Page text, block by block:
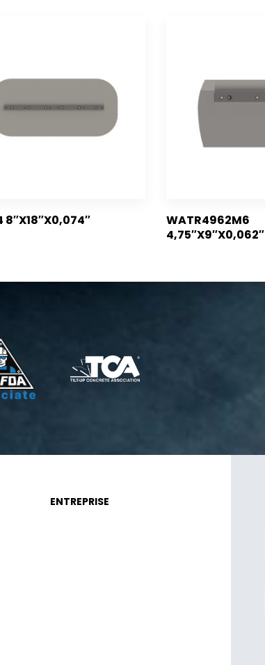
8″X18″X0,074″
WATR4962M6
4,75″X9″X0,062″
ENTREPRISE